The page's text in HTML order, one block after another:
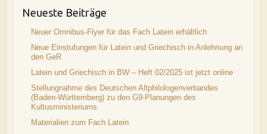
Neueste Beiträge
Neuer Omnibus-Flyer für das Fach Latein erhältlich
Neue Einstufungen für Latein und Griechisch in Anlehnung an
den GeR
Latein und Griechisch in BW – Heft 02/2025 ist jetzt online
Stellungnahme des Deutschen Altphilologenverbandes
(Baden-Württemberg) zu den G9-Planungen des
Kultusministeriums
Materialien zum Fach Latein